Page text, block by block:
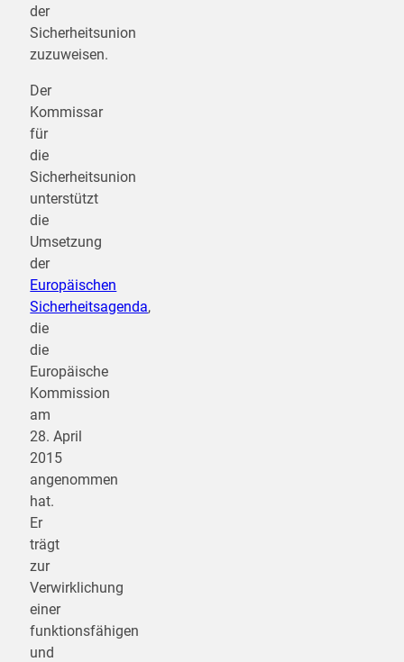
der
Sicherheitsunion
zuzuweisen.
Der
Kommissar
für
die
Sicherheitsunion
unterstützt
die
Umsetzung
der
Europäischen
Sicherheitsagenda,
die
die
Europäische
Kommission
am
28. April
2015
angenommen
hat.
Er
trägt
zur
Verwirklichung
einer
funktionsfähigen
und